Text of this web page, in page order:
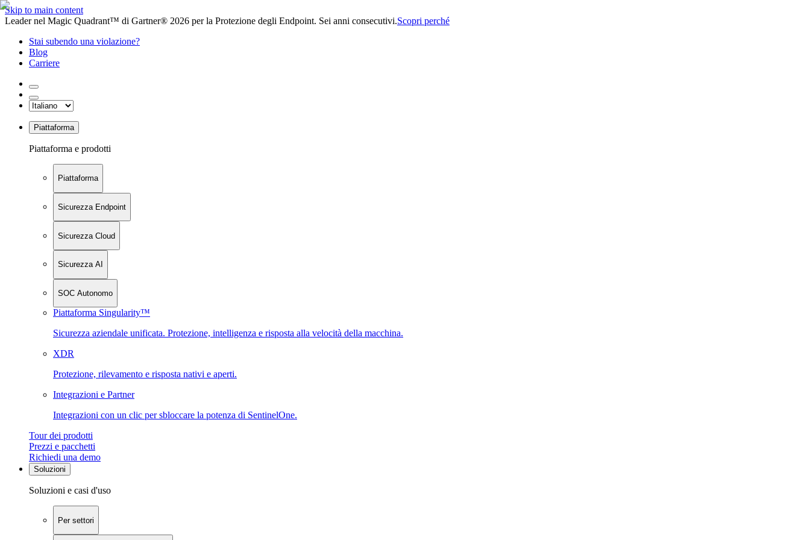
Skip to main content
Leader nel Magic Quadrant™ di Gartner® 2026 per la Protezione degli Endpoint. Sei anni consecutivi.Scopri perché
Stai subendo una violazione?
Blog
Carriere
Piattaforma
Piattaforma e prodotti
Piattaforma
Sicurezza Endpoint
Sicurezza Cloud
Sicurezza AI
SOC Autonomo
Piattaforma Singularity™
Sicurezza aziendale unificata. Protezione, intelligenza e risposta alla velocità della macchina.
XDR
Protezione, rilevamento e risposta nativi e aperti.
Integrazioni e Partner
Integrazioni con un clic per sbloccare la potenza di SentinelOne.
Tour dei prodotti
Prezzi e pacchetti
Richiedi una demo
Soluzioni
Soluzioni e casi d'uso
Per settori